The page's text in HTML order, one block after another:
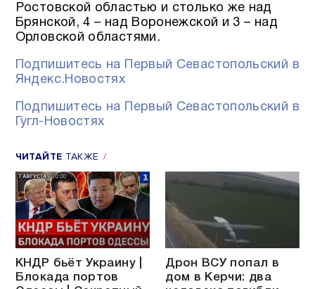
Ростовской областью и столько же над
Брянской, 4 – над Воронежской и 3 – над
Орловской областями.
Подпишитесь на Первый Севастопольский в
Яндекс.Новостях
Подпишитесь на Первый Севастопольский в
Гугл-Новостях
ЧИТАЙТЕ ТАКЖЕ
КНДР бьёт Украину |
Блокада портов
Дрон ВСУ попал в
дом в Керчи: два